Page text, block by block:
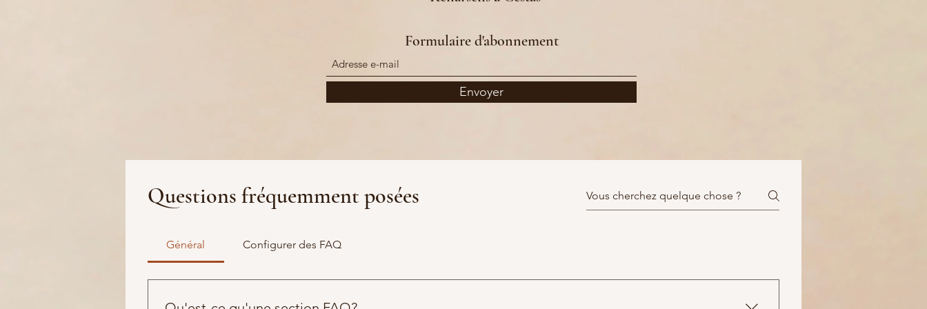
Formulaire d'abonnement
Envoyer
+33 6 89 85 79 23 ( Merci de laisser un message ainsi que vos coordonnées)
Questions fréquemment posées
Général Configurer des FAQ